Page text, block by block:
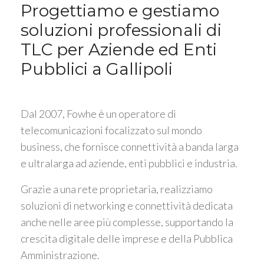
Progettiamo e gestiamo
soluzioni professionali di
TLC per Aziende ed Enti
Pubblici a Gallipoli
Dal 2007, Fowhe è un operatore di
telecomunicazioni focalizzato sul mondo
business, che fornisce connettività a banda larga
e ultralarga ad aziende, enti pubblici e industria.
Grazie a una rete proprietaria, realizziamo
soluzioni di networking e connettività dedicata
anche nelle aree più complesse, supportando la
crescita digitale delle imprese e della Pubblica
Amministrazione.